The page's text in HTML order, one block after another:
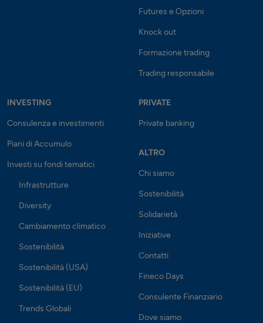
Futures e Opzioni
Knock out
Formazione trading
Trading responsabile
INVESTING
Consulenza e investimenti
Piani di Accumulo
Investi su fondi tematici
Infrastrutture
Diversity
Cambiamento climatico
Sostenibilità
Sostenibilità (USA)
Sostenibilità (EU)
Trends Globali
PRIVATE
Private banking
ALTRO
Chi siamo
Sostenibilità
Solidarietà
Iniziative
Contatti
Fineco Days
Consulente Finanziario
Dove siamo